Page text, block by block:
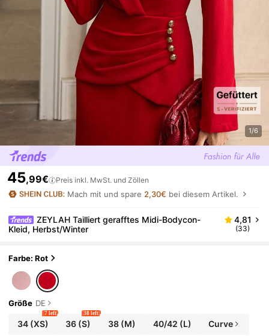
1/6
45,99€ Preis inkl. MwSt. und Zöllen
Mach mit und spare 2,30€ bei diesem Artikel.
ZEYLAH Tailliert gerafftes Midi-Bodycon-
Kleid, Herbst/Winter
4,81
(33)
Farbe: Rot
Größe DE
34(XS)
7 left
36 (S)
38 left
38(M) 40/42 (L) Curve